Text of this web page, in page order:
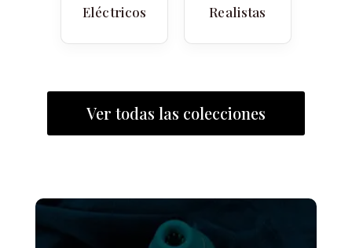
Eléctricos Realistas
Ver todas las colecciones